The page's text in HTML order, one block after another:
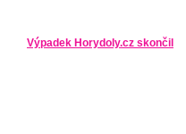
Výpadek Horydoly.cz skončil